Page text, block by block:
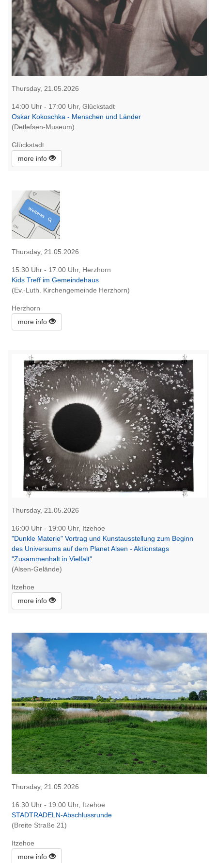
Thursday, 21.05.2026
14:00 Uhr - 17:00 Uhr, Glückstadt
Oskar Kokoschka - Menschen und Länder
(Detlefsen-Museum)
Glückstadt
more info
Thursday, 21.05.2026
15:30 Uhr - 17:00 Uhr, Herzhorn
Kids Treff im Gemeindehaus
(Ev.-Luth. Kirchengemeinde Herzhorn)
Herzhorn
more info
Thursday, 21.05.2026
16:00 Uhr - 19:00 Uhr, Itzehoe
"Dunkle Materie" Vortrag und Kunstausstellung zum Beginn
des Universums auf dem Planet Alsen - Aktionstags
"Zusammenhalt in Vielfalt"
(Alsen-Gelände)
Itzehoe
more info
Thursday, 21.05.2026
16:30 Uhr - 19:00 Uhr, Itzehoe
STADTRADELN-Abschlussrunde
(Breite Straße 21)
Itzehoe
more info